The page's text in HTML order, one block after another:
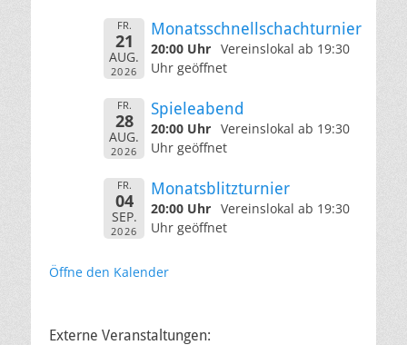
FR.
21
AUG.
2026
Monatsschnellschachturnier
20:00 Uhr Vereinslokal ab 19:30
Uhr geöffnet
FR.
28
AUG.
2026
Spieleabend
20:00 Uhr Vereinslokal ab 19:30
Uhr geöffnet
FR.
04
SEP.
2026
Monatsblitzturnier
20:00 Uhr Vereinslokal ab 19:30
Uhr geöffnet
Öffne den Kalender
Externe Veranstaltungen: